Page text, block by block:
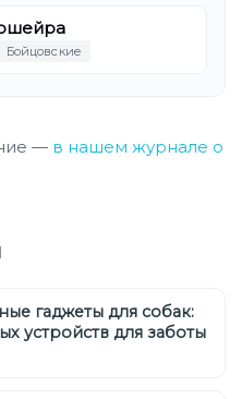
Бойцовские
— в нашем журнале о
гаджеты для собак:
устройств для заботы